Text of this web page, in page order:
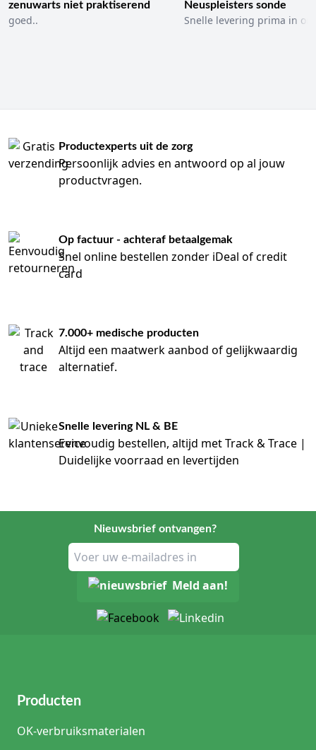
zenuwarts niet praktiserend
goed..
Neuspleisters sonde
Snelle levering prima in
Productexperts uit de zorg
Persoonlijk advies en antwoord op al jouw
productvragen.
Op factuur - achteraf betaalgemak
Snel online bestellen zonder iDeal of credit
card
7.000+ medische producten
Altijd een maatwerk aanbod of gelijkwaardig
alternatief.
Snelle levering NL & BE
Eenvoudig bestellen, altijd met Track & Trace |
Duidelijke voorraad en levertijden
Nieuwsbrief ontvangen?
Meld aan!
Producten
OK-verbruiksmaterialen